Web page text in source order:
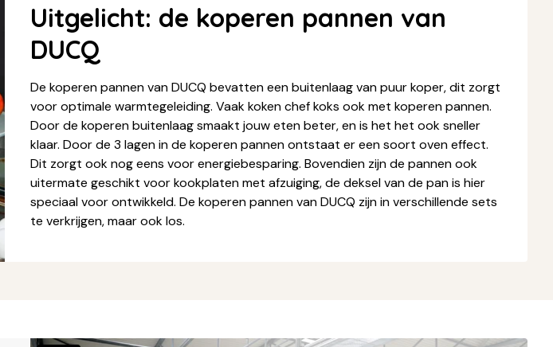
Uitgelicht: de koperen pannen van
DUCQ
De koperen pannen van DUCQ bevatten een buitenlaag van puur koper, dit zorgt
voor optimale warmtegeleiding. Vaak koken chef koks ook met koperen pannen.
Door de koperen buitenlaag smaakt jouw eten beter, en is het het ook sneller
klaar. Door de 3 lagen in de koperen pannen ontstaat er een soort oven effect.
Dit zorgt ook nog eens voor energiebesparing. Bovendien zijn de pannen ook
uitermate geschikt voor kookplaten met afzuiging, de deksel van de pan is hier
speciaal voor ontwikkeld. De koperen pannen van DUCQ zijn in verschillende sets
te verkrijgen, maar ook los.